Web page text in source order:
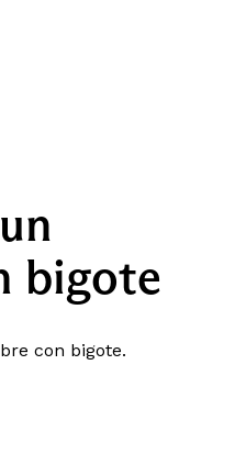
bigote
con bigote.